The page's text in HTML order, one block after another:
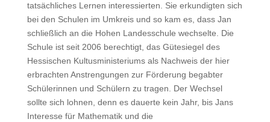
tatsächliches Lernen interessierten. Sie erkundigten sich
bei den Schulen im Umkreis und so kam es, dass Jan
schließlich an die Hohen Landesschule wechselte. Die
Schule ist seit 2006 berechtigt, das Gütesiegel des
Hessischen Kultusministeriums als Nachweis der hier
erbrachten Anstrengungen zur Förderung begabter
Schülerinnen und Schülern zu tragen. Der Wechsel
sollte sich lohnen, denn es dauerte kein Jahr, bis Jans
Interesse für Mathematik und die